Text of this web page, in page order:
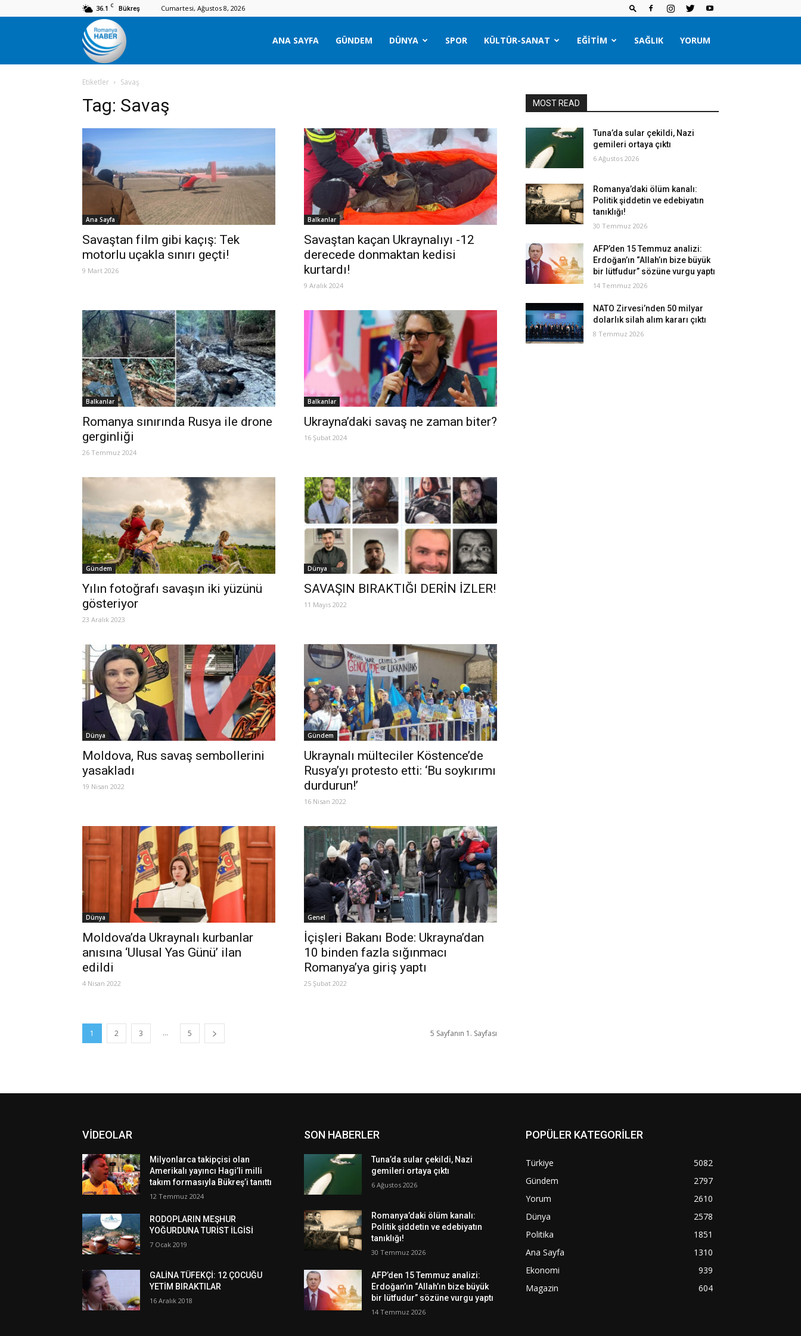
36.1 C Bükreş Cumartesi, Ağustos 8, 2026
Romanya
Haber
ANA SAYFA GÜNDEM DÜNYA SPOR KÜLTÜR-SANAT EĞITIM SAĞLIK YORUM
Etiketler Savaş
Tag: Savaş
Ana Sayfa
Savaştan film gibi kaçış: Tek
motorlu uçakla sınırı geçti!
9 Mart 2026
Balkanlar
Savaştan kaçan Ukraynalıyı -12
derecede donmaktan kedisi
kurtardı!
9 Aralık 2024
Balkanlar
Romanya sınırında Rusya ile drone
gerginliği
26 Temmuz 2024
Balkanlar
Ukrayna’daki savaş ne zaman biter?
16 Şubat 2024
Gündem
Yılın fotoğrafı savaşın iki yüzünü
gösteriyor
23 Aralık 2023
Dünya
SAVAŞIN BIRAKTIĞI DERİN İZLER!
11 Mayıs 2022
Dünya
Moldova, Rus savaş sembollerini
yasakladı
19 Nisan 2022
Gündem
Ukraynalı mülteciler Köstence’de
Rusya’yı protesto etti: ‘Bu soykırımı
durdurun!’
16 Nisan 2022
Dünya
Moldova’da Ukraynalı kurbanlar
anısına ‘Ulusal Yas Günü’ ilan
edildi
4 Nisan 2022
Genel
İçişleri Bakanı Bode: Ukrayna’dan
10 binden fazla sığınmacı
Romanya’ya giriş yaptı
25 Şubat 2022
1 2 3 ... 5 5 Sayfanın 1. Sayfası
MOST READ
Tuna’da sular çekildi, Nazi
gemileri ortaya çıktı
6 Ağustos 2026
Romanya’daki ölüm kanalı:
Politik şiddetin ve edebiyatın
tanıklığı!
30 Temmuz 2026
AFP’den 15 Temmuz analizi:
Erdoğan’ın “Allah’ın bize büyük
bir lütfudur” sözüne vurgu yaptı
14 Temmuz 2026
NATO Zirvesi’nden 50 milyar
dolarlık silah alım kararı çıktı
8 Temmuz 2026
VİDEOLAR
Milyonlarca takipçisi olan
Amerikalı yayıncı Hagi’li milli
takım formasıyla Bükreş’i tanıttı
12 Temmuz 2024
RODOPLARIN MEŞHUR
YOĞURDUNA TURİST İLGİSİ
7 Ocak 2019
GALİNA TÜFEKÇİ: 12 ÇOCUĞU
YETİM BIRAKTILAR
16 Aralık 2018
SON HABERLER
Tuna’da sular çekildi, Nazi
gemileri ortaya çıktı
6 Ağustos 2026
Romanya’daki ölüm kanalı:
Politik şiddetin ve edebiyatın
tanıklığı!
30 Temmuz 2026
AFP’den 15 Temmuz analizi:
Erdoğan’ın “Allah’ın bize büyük
bir lütfudur” sözüne vurgu yaptı
14 Temmuz 2026
POPÜLER KATEGORİLER
Türkiye
5082
Gündem
2797
Yorum
2610
Dünya
2578
Politika
1851
Ana Sayfa
1310
Ekonomi
939
Magazin
604